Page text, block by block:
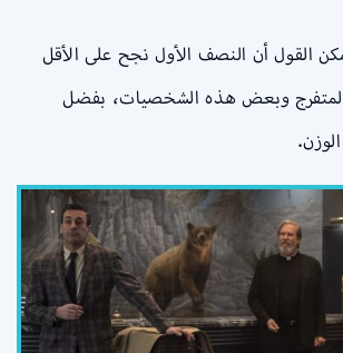
القول أن النصف الأول نجح على الأقل
وبعض هذه الشخصيات، بفضل